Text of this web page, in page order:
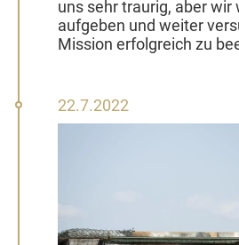
uns sehr traurig, aber wir
aufgeben und weiter
Mission erfolgreich zu
22.
Juli
22.7.2022